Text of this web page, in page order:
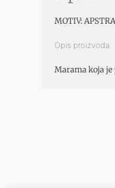
MOTIV:
Opis proizvoda:
Marama koja je